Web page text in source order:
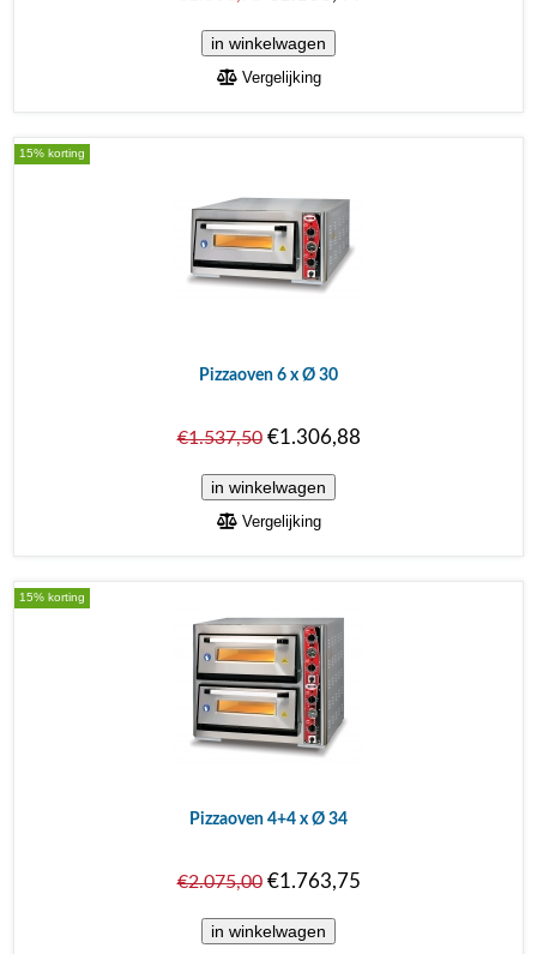
Vergelijking
15% korting
Pizzaoven 6 x Ø 30
€1.537,50€1.306,88
Vergelijking
15% korting
Pizzaoven 4+4 x Ø 34
€2.075,00€1.763,75